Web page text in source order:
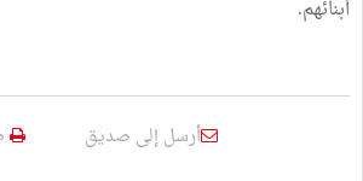
أبنائهم.
أرسل إلى صديق